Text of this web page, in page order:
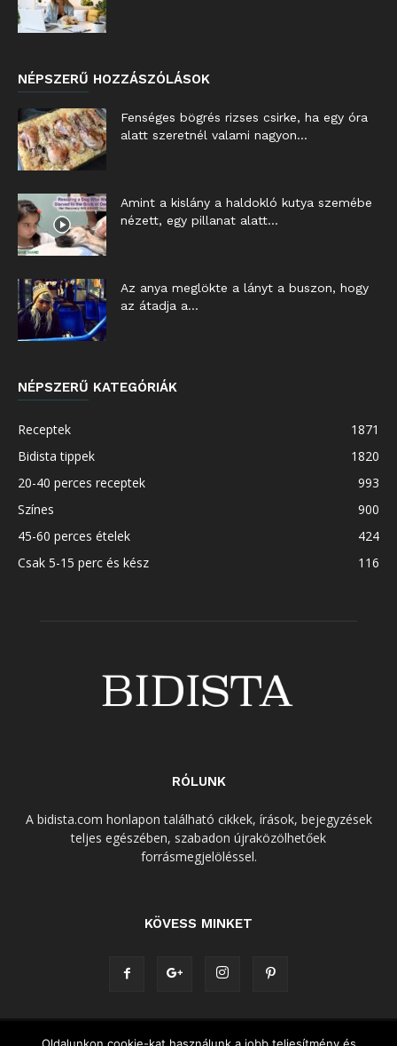
NÉPSZERŰ HOZZÁSZÓLÁSOK
Fenséges bögrés rizses csirke, ha egy óra
alatt szeretnél valami nagyon...
Amint a kislány a haldokló kutya szemébe
nézett, egy pillanat alatt...
Az anya meglökte a lányt a buszon, hogy
az átadja a...
NÉPSZERŰ KATEGÓRIÁK
Receptek
1871
Bidista tippek
1820
20-40 perces receptek
993
Színes
900
45-60 perces ételek
424
Csak 5-15 perc és kész
116
RÓLUNK
A bidista.com honlapon található cikkek, írások, bejegyzések
teljes egészében, szabadon újraközölhetőek
forrásmegjelöléssel.
KÖVESS MINKET
Adatvédelmi nyilatkozat Cookie (süti) szabályzat Impresszum